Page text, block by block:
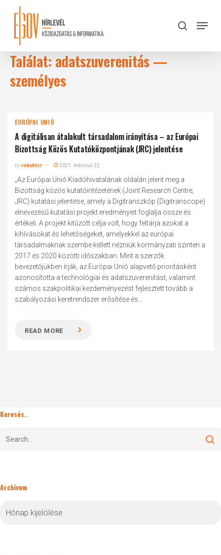
content
search
Menu
Találat: adatszuverenitás —
személyes
EURÓPAI UNIÓ
A digitálisan átalakult társadalom irányítása – az Európai
Bizottság Közös Kutatóközpontjának (JRC) jelentése
byredaktor 2021. március 22.
„Az Európai Unió Kiadóhivatalának oldalán jelent meg a
Bizottság közös kutatóintézetének (Joint Research Centre,
JRC) kutatási jelentése, amely a Digitranszkóp (Digitranscope)
elnevezésű kutatási projekt eredményeit foglalja össze és
értékeli. A projekt kitűzött célja volt, hogy feltárja azokat a
kihívásokat és lehetőségeket, amelyekkel az európai
társadalmaknak szembe kellett nézniük kormányzati szinten a
2017 és 2020 közötti időszakban. Mint a szerzők
bevezetőjükben írják, az Európai Unió alapvető prioritásként
azonosította a technológiai és adatszuverenitást, valamint
számos szakpolitikai kezdeményezést fejlesztett tovább a
szabályozási keretrendszer erősítése és...
READ MORE
Keresés..
Archívum
Close